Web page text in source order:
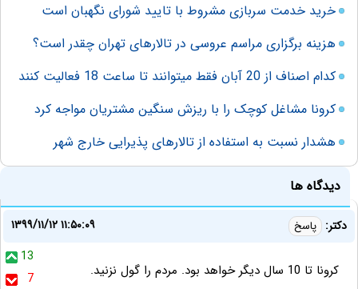
خرید خدمت سربازی مشروط با تایید شورای نگهبان است
هزینه برگزاری مراسم عروسی در تالارهای تهران چقدر است؟
کدام اصناف از 20 آبان فقط میتوانند تا ساعت 18 فعالیت کنند
کرونا مشاغل کوچک را با ریزش سنگین مشتریان مواجه کرد
هشدار نسبت به استفاده از تالارهای پذیرایی خارج شهر
دیدگاه ها
دکتر: پاسخ
۱۳۹۹/۱۱/۱۲ ۱۱:۵۰:۰۹
13
7
کرونا تا 10 سال دیگر خواهد بود. مردم را گول نزنید.